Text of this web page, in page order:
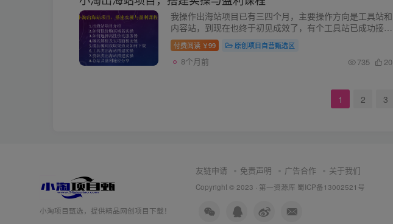
我操作出海站项目已有三四个月，主要操作方向是工具站和
内容站，到现在也终于初见成效了，有个工具站已成功接入
到了adsense，并且还取得了收益。 虽然不多，每天就几
块钱，但这个前景是巨大的，...
付费阅读 ￥99 原创项目自营甄选区
8个月前 735 20
1 2 3
小淘项目甄选，提供精品网创项目下载！
友链申请 免责声明 广告合作 关于我们
Copyright © 2023 · 第一资源库 蜀ICP备13002521号